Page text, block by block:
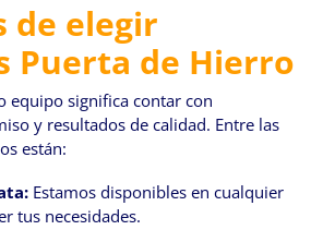
de elegir
Puerta de Hierro
equipo significa contar con
y resultados de calidad. Entre las
están:
Estamos disponibles en cualquier
tus necesidades.